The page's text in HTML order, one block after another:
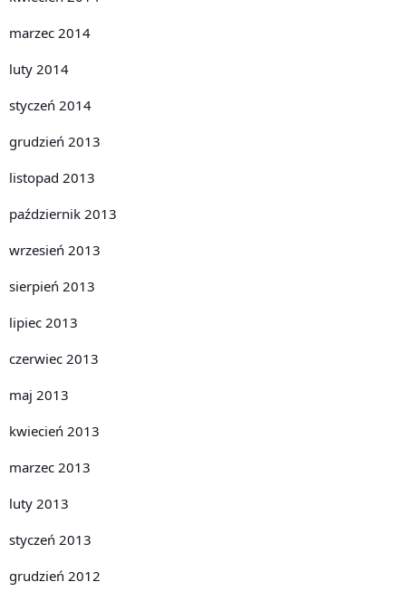
marzec 2014
luty 2014
styczeń 2014
grudzień 2013
listopad 2013
październik 2013
wrzesień 2013
sierpień 2013
lipiec 2013
czerwiec 2013
maj 2013
kwiecień 2013
marzec 2013
luty 2013
styczeń 2013
grudzień 2012